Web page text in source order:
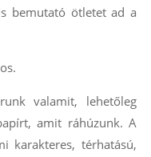
bemutató ötletet ad a
valamit, lehetőleg
amit ráhúzunk. A
karakteres, térhatású,